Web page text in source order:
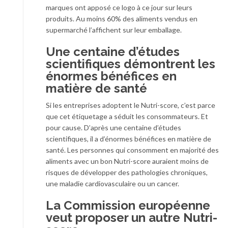
marques ont apposé ce logo à ce jour sur leurs
produits. Au moins 60% des aliments vendus en
supermarché l’affichent sur leur emballage.
Une centaine d’études
scientifiques démontrent les
énormes bénéfices en
matière de santé
Si les entreprises adoptent le Nutri-score, c’est parce
que cet étiquetage a séduit les consommateurs. Et
pour cause. D’après une centaine d’études
scientifiques, il a d’énormes bénéfices en matière de
santé. Les personnes qui consomment en majorité des
aliments avec un bon Nutri-score auraient moins de
risques de développer des pathologies chroniques,
une maladie cardiovasculaire ou un cancer.
La Commission européenne
veut proposer un autre Nutri-